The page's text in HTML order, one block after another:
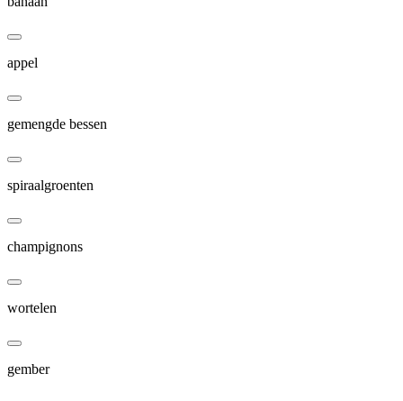
appel
gemengde bessen
spiraalgroenten
champignons
wortelen
gember